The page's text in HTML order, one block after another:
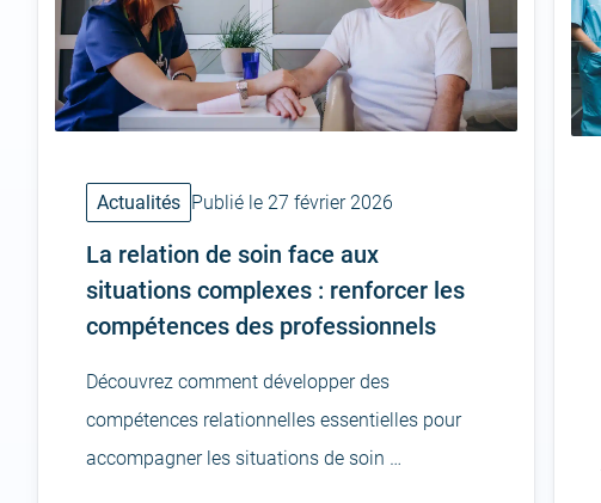
Actualités Publié le 27 février 2026
La relation de soin face aux
situations complexes : renforcer les
compétences des professionnels
Découvrez comment développer des
compétences relationnelles essentielles pour
accompagner les situations de soin …